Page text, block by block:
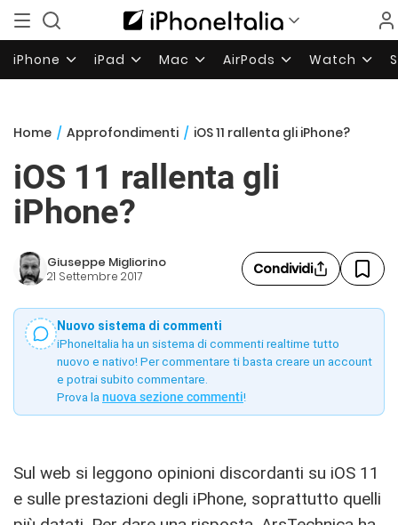
iPhone iPad Mac AirPods Watch
Home / Approfondimenti / iOS 11 rallenta gli iPhone?
iOS 11 rallenta gli
iPhone?
Giuseppe Migliorino
21 Settembre 2017 Condividi
Nuovo sistema di commenti
iPhoneItalia ha un sistema di commenti realtime tutto
nuovo e nativo! Per commentare ti basta creare un account
e potrai subito commentare.
Prova la nuova sezione commenti!
Sul web si leggono opinioni discordanti su iOS 11
e sulle prestazioni degli iPhone, soprattutto quelli